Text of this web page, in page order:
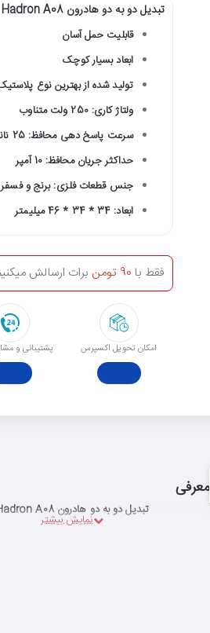
تبدیل دو به دو هادرون Hadron A08
قابلیت حمل آسان
ابعاد بسیار کوچک
تولید شده از بهترین نوع
ولتاژ کاری: 250 ولت متناوب
سرعت پاسخ دهی محافظ: 25 نانو ثانیه
حداکثر جریان محافظ: 10 آمپر
جنس قطعات فلزی: برنج و فسفر
ابعاد: 34 * 34 * 46 میلیمتر
امکان تحویل اکسپرس پشتیبانی و
فقط با 90 تومن برات ارسالش
معرفی
تبدیل دو به دو هادرون Hadron A08